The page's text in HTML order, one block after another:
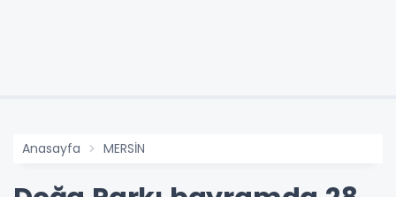
Anasayfa MERSİN